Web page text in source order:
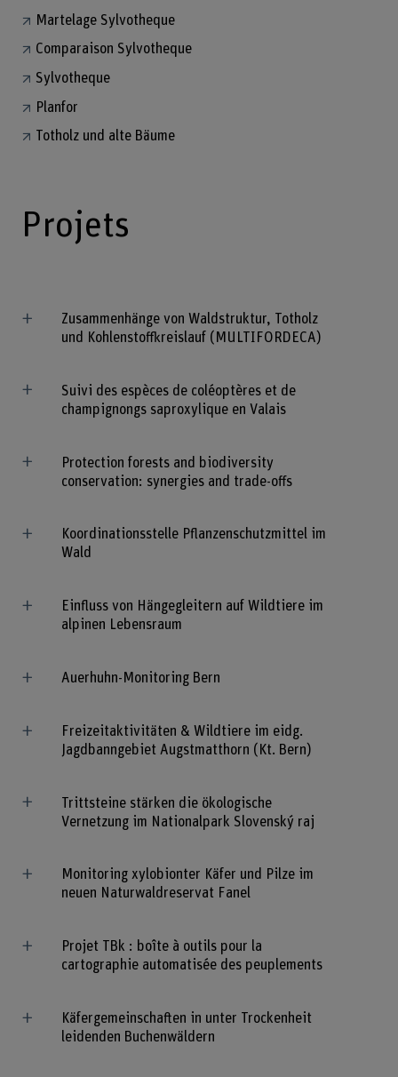
Martelage Sylvotheque
Comparaison Sylvotheque
Sylvotheque
Planfor
Totholz und alte Bäume
Projets
Zusammenhänge von Waldstruktur, Totholz
und Kohlenstoffkreislauf (MULTIFORDECA)
Suivi des espèces de coléoptères et de
champignongs saproxylique en Valais
Protection forests and biodiversity
conservation: synergies and trade-offs
Koordinationsstelle Pflanzenschutzmittel im
Wald
Einfluss von Hängegleitern auf Wildtiere im
alpinen Lebensraum
Auerhuhn-Monitoring Bern
Freizeitaktivitäten & Wildtiere im eidg.
Jagdbanngebiet Augstmatthorn (Kt. Bern)
Trittsteine stärken die ökologische
Vernetzung im Nationalpark Slovenský raj
Monitoring xylobionter Käfer und Pilze im
neuen Naturwaldreservat Fanel
Projet TBk : boîte à outils pour la
cartographie automatisée des peuplements
Käfergemeinschaften in unter Trockenheit
leidenden Buchenwäldern